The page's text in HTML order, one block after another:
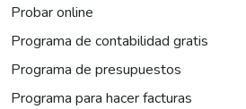
Probar online
Programa de contabilidad gratis
Programa de presupuestos
Programa para hacer facturas